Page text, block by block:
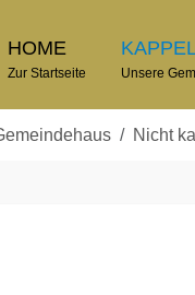
HOME
Zur Startseite Unsere
Nicht